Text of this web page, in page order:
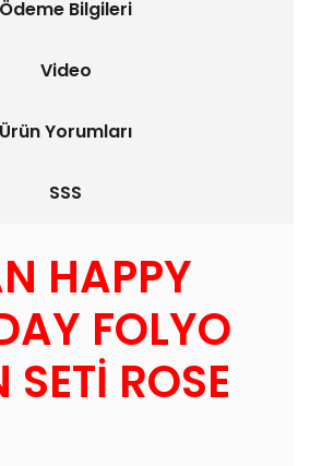
Ödeme Bilgileri
Video
Ürün Yorumları
SSS
HAPPY
FOLYO
ROSE